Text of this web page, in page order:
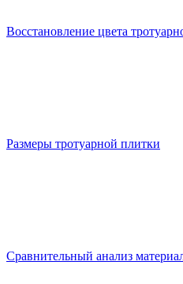
Восстановление цвета
Размеры тротуарной плитки
Сравнительный анализ